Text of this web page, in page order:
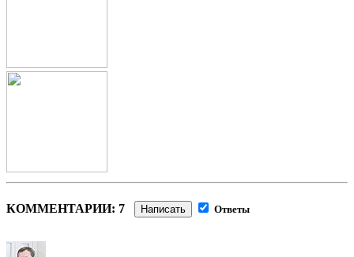
КОММЕНТАРИИ: 7 Написать Ответы